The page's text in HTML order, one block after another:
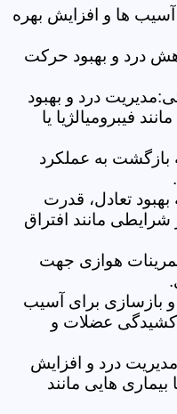
ها و افزایش بهره
درد و بهبود حرکت
درد و بهبود
فیبرومیالژیا یا
به عملکرد
تعادل، قدرت
مانند افتراق
هوازی جهت
بازسازی برای آسیب
کشیدگی عضلات و
درد و افزایش
هایی مانند